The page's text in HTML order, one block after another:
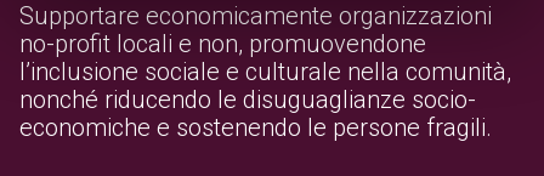
Supportare economicamente organizzazioni
no-profit locali e non, promuovendone
l’inclusione sociale e culturale nella comunità,
nonché riducendo le disuguaglianze socio-
economiche e sostenendo le persone fragili.